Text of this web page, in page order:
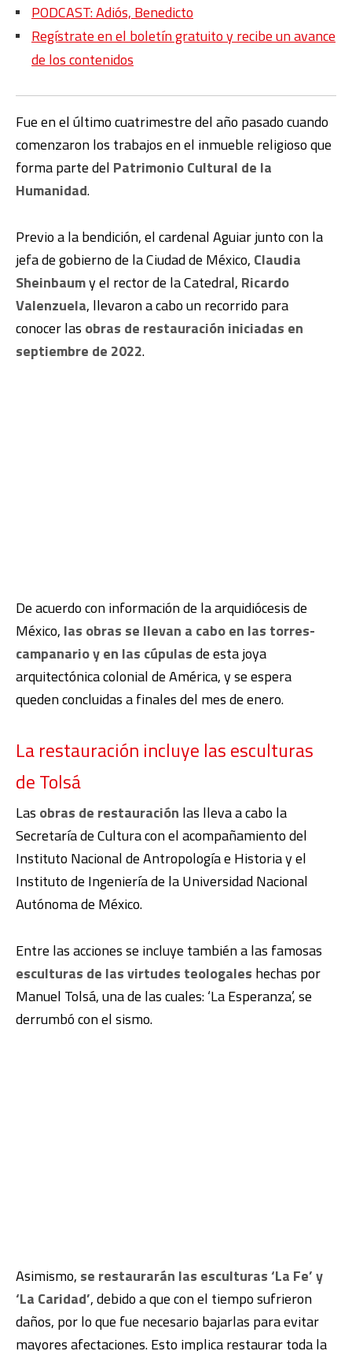
PODCAST: Adiós, Benedicto
Regístrate en el boletín gratuito y recibe un avance
de los contenidos
Fue en el último cuatrimestre del año pasado cuando
comenzaron los trabajos en el inmueble religioso que
forma parte del Patrimonio Cultural de la
Humanidad.
Previo a la bendición, el cardenal Aguiar junto con la
jefa de gobierno de la Ciudad de México, Claudia
Sheinbaumy el rector de la Catedral, Ricardo
Valenzuela, llevaron a cabo un recorrido para
conocer las obras de restauración iniciadas en
septiembre de 2022.
De acuerdo con información de la arquidiócesis de
México, las obras se llevan a cabo en las torres-
campanario y en las cúpulasde esta joya
arquitectónica colonial de América, y se espera
queden concluidas a finales del mes de enero.
La restauración incluye las esculturas
de Tolsá
Las obras de restauración las lleva a cabo la
Secretaría de Cultura con el acompañamiento del
Instituto Nacional de Antropología e Historia y el
Instituto de Ingeniería de la Universidad Nacional
Autónoma de México.
Entre las acciones se incluye también a las famosas
esculturas de las virtudes teologales hechas por
Manuel Tolsá, una de las cuales: ‘La Esperanza’, se
derrumbó con el sismo.
Asimismo, se restaurarán las esculturas ‘La Fe’ y
‘La Caridad’, debido a que con el tiempo sufrieron
daños, por lo que fue necesario bajarlas para evitar
mayores afectaciones. Esto implica restaurar toda la